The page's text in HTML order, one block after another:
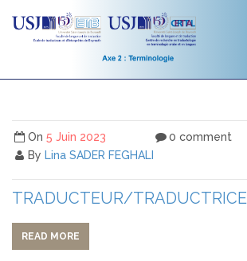
On 5 Juin 2023
By Lina SADER FEGHALI
0 comment
TRADUCTEUR/TRADUCTRICE
READ MORE